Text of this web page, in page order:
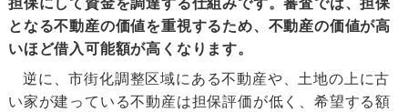
となる不動産の価値を重視するため、不動産の価値が高
いほど借入可能額が高くなります。
逆に、市街化調整区域にある不動産や、土地の上に古
い家が建っている不動産は担保評価が低く、希望する額